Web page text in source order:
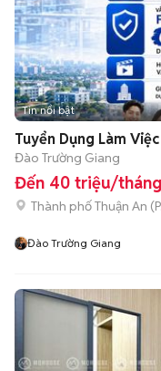
Tin nổi bật
Tuyển Dụng Làm
Đào Trường Giang
Đến 40 triệu/tháng
Thành phố Thuận An (
Đào Trường Giang